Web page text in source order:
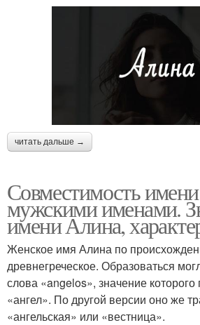
читать дальше →
Совместимость
мужскими именами.
имени Алина,
Женское имя Алина по
древнегреческое. Образоваться
слова «angelos», значение которого
«ангел». По другой версии оно же
«ангельская» или «вестница».